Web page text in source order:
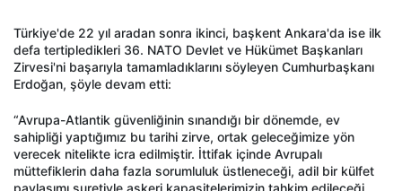
Türkiye'de 22 yıl aradan sonra ikinci, başkent Ankara'da ise ilk
defa tertipledikleri 36. NATO Devlet ve Hükümet Başkanları
Zirvesi'ni başarıyla tamamladıklarını söyleyen Cumhurbaşkanı
Erdoğan, şöyle devam etti:
“Avrupa-Atlantik güvenliğinin sınandığı bir dönemde, ev
sahipliği yaptığımız bu tarihi zirve, ortak geleceğimize yön
verecek nitelikte icra edilmiştir. İttifak içinde Avrupalı
müttefiklerin daha fazla sorumluluk üstleneceği, adil bir külfet